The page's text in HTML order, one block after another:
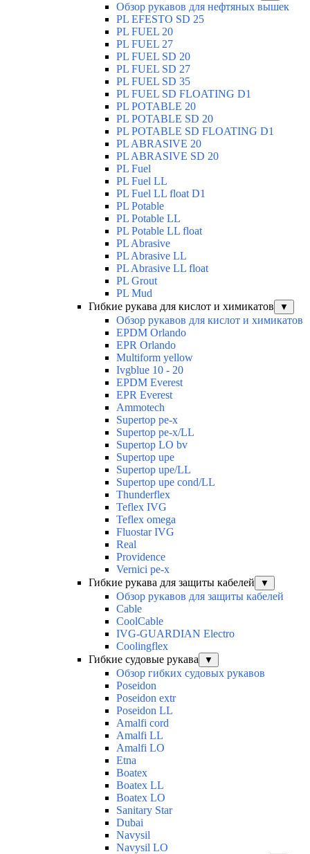
Обзор рукавов для нефтяных вышек
PL EFESTO SD 25
PL FUEL 20
PL FUEL 27
PL FUEL SD 20
PL FUEL SD 27
PL FUEL SD 35
PL FUEL SD FLOATING D1
PL POTABLE 20
PL POTABLE SD 20
PL POTABLE SD FLOATING D1
PL ABRASIVE 20
PL ABRASIVE SD 20
PL Fuel
PL Fuel LL
PL Fuel LL float D1
PL Potable
PL Potable LL
PL Potable LL float
PL Abrasive
PL Abrasive LL
PL Abrasive LL float
PL Grout
PL Mud
Гибкие рукава для кислот и химикатов
▼
Обзор рукавов для кислот и химикатов
EPDM Orlando
EPR Orlando
Multiform yellow
Ivgblue 10 - 20
EPDM Everest
EPR Everest
Ammotech
Supertop pe-x
Supertop pe-x/LL
Supertop LO bv
Supertop upe
Supertop upe/LL
Supertop upe cond/LL
Thunderflex
Teflex IVG
Teflex omega
Fluostar IVG
Real
Providence
Vernici pe-x
Гибкие рукава для защиты кабелей
▼
Обзор рукавов для защиты кабелей
Cable
CoolCable
IVG-GUARDIAN Electro
Coolingflex
Гибкие судовые рукава
▼
Обзор гибких судовых рукавов
Poseidon
Poseidon extr
Poseidon LL
Amalfi cord
Amalfi LL
Amalfi LO
Etna
Boatex
Boatex LL
Boatex LO
Sanitary Star
Dubai
Navysil
Navysil LO